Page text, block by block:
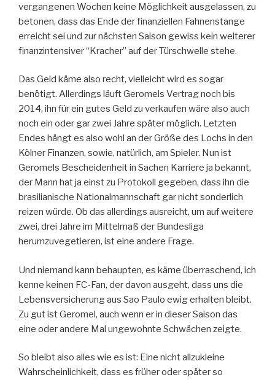
vergangenen Wochen keine Möglichkeit ausgelassen, zu
betonen, dass das Ende der finanziellen Fahnenstange
erreicht sei und zur nächsten Saison gewiss kein weiterer
finanzintensiver “Kracher” auf der Türschwelle stehe.
Das Geld käme also recht, vielleicht wird es sogar
benötigt. Allerdings läuft Geromels Vertrag noch bis
2014, ihn für ein gutes Geld zu verkaufen wäre also auch
noch ein oder gar zwei Jahre später möglich. Letzten
Endes hängt es also wohl an der Größe des Lochs in den
Kölner Finanzen, sowie, natürlich, am Spieler. Nun ist
Geromels Bescheidenheit in Sachen Karriere ja bekannt,
der Mann hat ja einst zu Protokoll gegeben, dass ihn die
brasilianische Nationalmannschaft gar nicht sonderlich
reizen würde. Ob das allerdings ausreicht, um auf weitere
zwei, drei Jahre im Mittelmaß der Bundesliga
herumzuvegetieren, ist eine andere Frage.
Und niemand kann behaupten, es käme überraschend, ich
kenne keinen FC-Fan, der davon ausgeht, dass uns die
Lebensversicherung aus Sao Paulo ewig erhalten bleibt.
Zu gut ist Geromel, auch wenn er in dieser Saison das
eine oder andere Mal ungewohnte Schwächen zeigte.
So bleibt also alles wie es ist: Eine nicht allzukleine
Wahrscheinlichkeit, dass es früher oder später so